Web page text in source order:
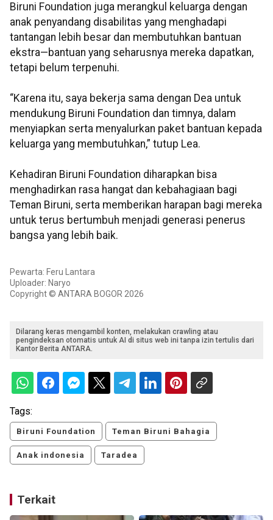
Biruni Foundation juga merangkul keluarga dengan
anak penyandang disabilitas yang menghadapi
tantangan lebih besar dan membutuhkan bantuan
ekstra—bantuan yang seharusnya mereka dapatkan,
tetapi belum terpenuhi.
“Karena itu, saya bekerja sama dengan Dea untuk
mendukung Biruni Foundation dan timnya, dalam
menyiapkan serta menyalurkan paket bantuan kepada
keluarga yang membutuhkan,” tutup Lea.
Kehadiran Biruni Foundation diharapkan bisa
menghadirkan rasa hangat dan kebahagiaan bagi
Teman Biruni, serta memberikan harapan bagi mereka
untuk terus bertumbuh menjadi generasi penerus
bangsa yang lebih baik.
Pewarta: Feru Lantara
Uploader: Naryo
Copyright © ANTARA BOGOR 2026
Dilarang keras mengambil konten, melakukan crawling atau
pengindeksan otomatis untuk AI di situs web ini tanpa izin tertulis dari
Kantor Berita ANTARA.
Tags:
Biruni Foundation Teman Biruni Bahagia
Anak indonesia Taradea
Terkait